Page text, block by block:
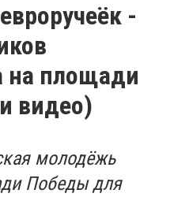
-
на площади
видео)
молодёжь
Победы для